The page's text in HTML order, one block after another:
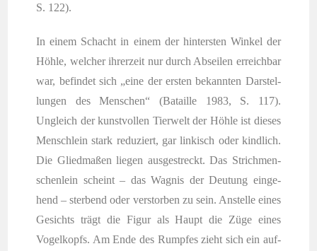
S. 122).
In einem Schacht in einem der hin­ters­ten Win­kel der
Höh­le, wel­cher ihrer­zeit nur durch Absei­len erreich­bar
war, befin­det sich „eine der ers­ten bekann­ten Dar­stel­
lun­gen des Men­schen“ (Batail­le 1983, S. 117).
Ungleich der kunst­vol­len Tier­welt der Höh­le ist die­ses
Mensch­lein stark redu­ziert, gar lin­kisch oder kind­lich.
Die Glied­ma­ßen lie­gen aus­ge­streckt. Das Strich­men­
schen­lein scheint – das Wag­nis der Deu­tung ein­ge­
hend – ster­bend oder ver­stor­ben zu sein. Anstel­le eines
Gesichts trägt die Figur als Haupt die Züge eines
Vogel­kopfs. Am Ende des Rump­fes zieht sich ein auf­